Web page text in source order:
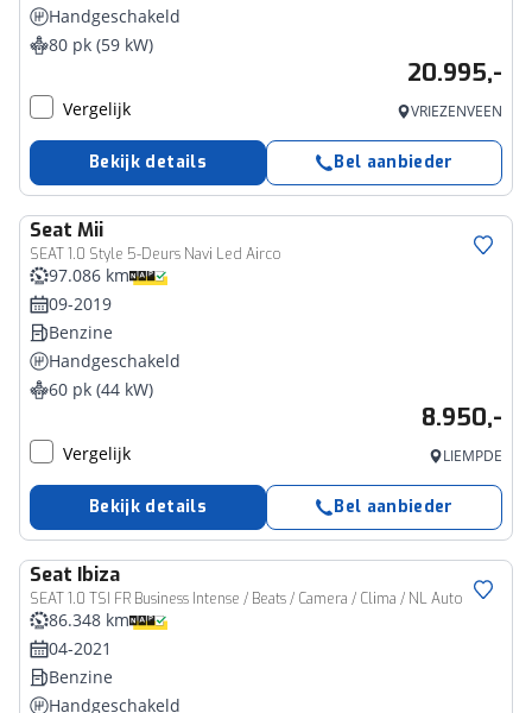
Handgeschakeld
80 pk (59 kW)
20.995,-
Vergelijk VRIEZENVEEN
Bekijk details Bel aanbieder
Seat Mii
SEAT 1.0 Style 5-Deurs Navi Led Airco
97.086 km
09-2019
Benzine
Handgeschakeld
60 pk (44 kW)
8.950,-
Vergelijk LIEMPDE
Bekijk details Bel aanbieder
Seat Ibiza
SEAT 1.0 TSI FR Business Intense / Beats / Camera / Clima / NL Auto
86.348 km
04-2021
Benzine
Handgeschakeld